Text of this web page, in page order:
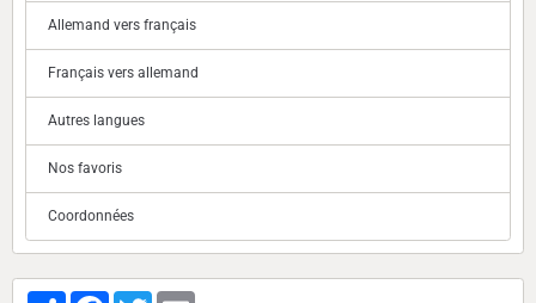
Allemand vers français
Français vers allemand
Autres langues
Nos favoris
Coordonnées